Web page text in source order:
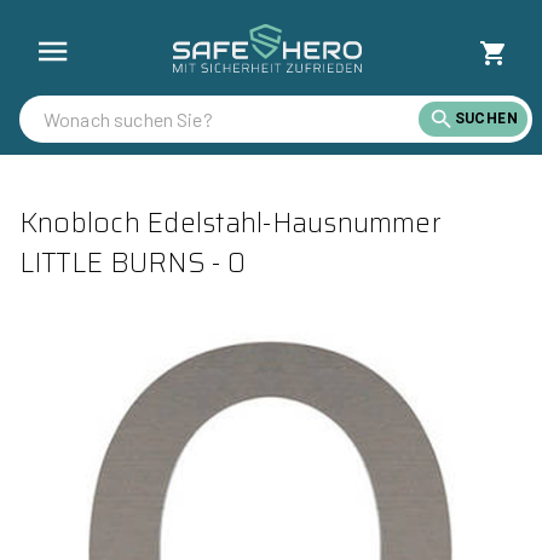
SUCHEN
Knobloch Edelstahl-Hausnummer
LITTLE BURNS - 0